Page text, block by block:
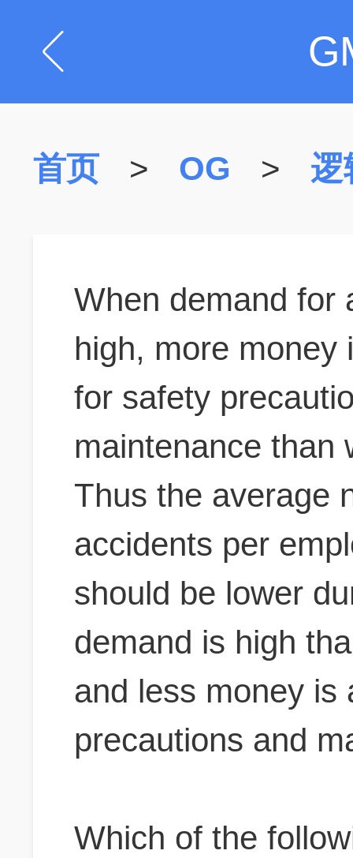
首页 > OG > 逻
When demand for
high, more money
for safety
maintenance than
Thus the average
accidents per
should be lower
demand is high
and less money is
precautions and
Which of the